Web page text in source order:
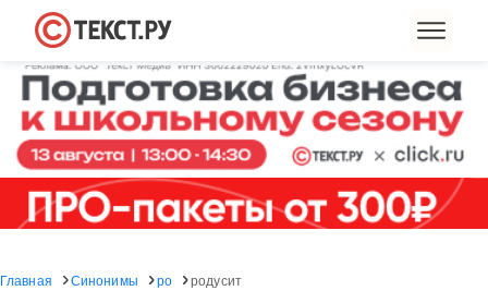
Главная Синонимы ро родусит